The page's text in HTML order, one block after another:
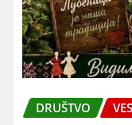
DRUŠTVO